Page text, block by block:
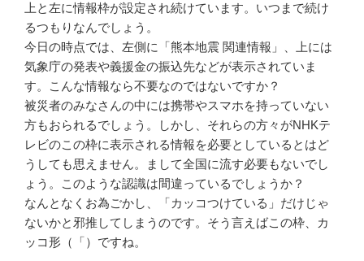
上と左に情報枠が設定され続けています。いつまで続け
るつもりなんでしょう。
今日の時点では、左側に「熊本地震 関連情報」、上には
気象庁の発表や義援金の振込先などが表示されていま
す。こんな情報なら不要なのではないですか？
被災者のみなさんの中には携帯やスマホを持っていない
方もおられるでしょう。しかし、それらの方々がNHKテ
レビのこの枠に表示される情報を必要としているとはど
うしても思えません。まして全国に流す必要もないでし
ょう。このような認識は間違っているでしょうか？
なんとなくお為ごかし、「カッコつけている」だけじゃ
ないかと邪推してしまうのです。そう言えばこの枠、カ
ッコ形（「）ですね。